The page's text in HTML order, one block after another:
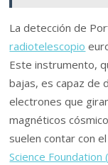
La detección de
radiotelescopio
Este instrumento,
bajas, es capaz de
electrones que
magnéticos
suelen contar con
Science Foundation